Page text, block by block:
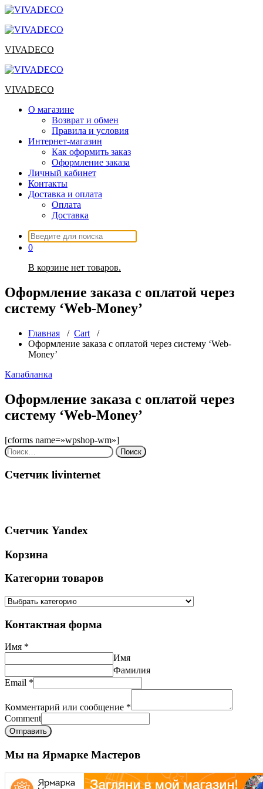
Перейти
содержимому
VIVADECO
VIVADECO
О магазине
Возврат и обмен
Правила и условия
Интернет-магазин
Как оформить заказ
Оформление заказа
Личный кабинет
Контакты
Доставка и оплата
Оплата
Доставка
Искать:
0
В корзине нет товаров.
Оформление заказа с оплатой через
систему ‘Web-Money’
Главная / Cart /
Оформление заказа с оплатой через систему ‘Web-
Money’
Капабланка
Оформление заказа с оплатой через
систему ‘Web-Money’
[cforms name=»wpshop-wm»]
Найти:
Счетчик livinternet
Счетчик Yandex
Корзина
Категории товаров
Контактная форма
Имя *
Имя
Фамилия
Email *
Комментарий или сообщение *
Comment
Отправить
Мы на Ярмарке Мастеров